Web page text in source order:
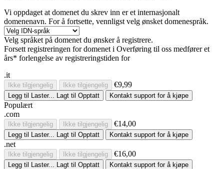
Vi oppdaget at domenet du skrev inn er et internasjonalt
domenenavn. For å fortsette, vennligst velg ønsket domenespråk.
Velg språket på domenet du ønsker å registrere.
Forsett registreringen for domenet i Overføring til oss medfører et
års* forlengelse av registreringstiden for
.it
Ikke tilgjengelig Ikke tilgjengelig €9,99
Legg til Laster... Lagt til Opptatt Kontakt support for å kjøpe
Populært
.com
Ikke tilgjengelig Ikke tilgjengelig €14,00
Legg til Laster... Lagt til Opptatt Kontakt support for å kjøpe
.net
Ikke tilgjengelig Ikke tilgjengelig €16,00
Legg til Laster... Lagt til Opptatt Kontakt support for å kjøpe